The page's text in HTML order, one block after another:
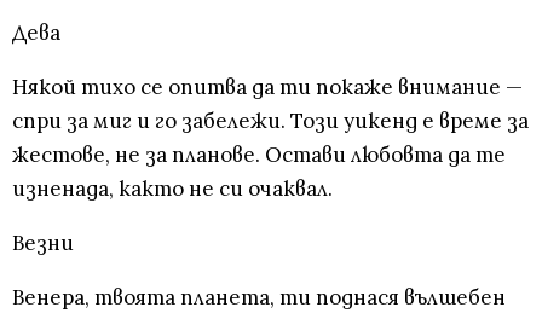
Дева
Някой тихо се опитва да ти покаже внимание —
спри за миг и го забележи. Този уикенд е време за
жестове, не за планове. Остави любовта да те
изненада, както не си очаквал.
Везни
Венера, твоята планета, ти поднася вълшебен